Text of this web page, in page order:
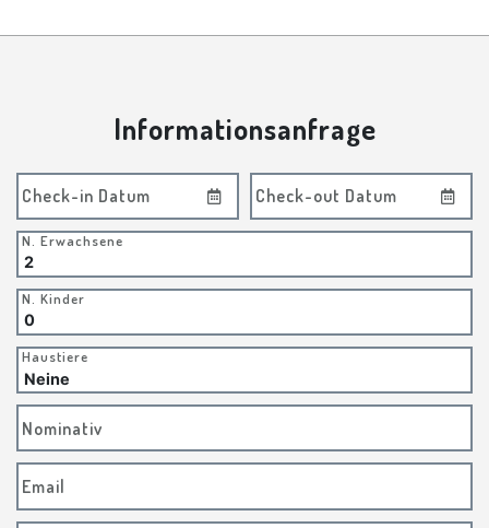
Informationsanfrage
Check-in Datum Check-out Datum
N. Erwachsene
N. Kinder
Haustiere
Nominativ
Email